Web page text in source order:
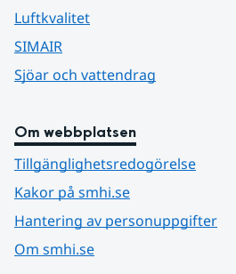
Luftkvalitet
SIMAIR
Sjöar och vattendrag
Om webbplatsen
Tillgänglighetsredogörelse
Kakor på smhi.se
Hantering av personuppgifter
Om smhi.se